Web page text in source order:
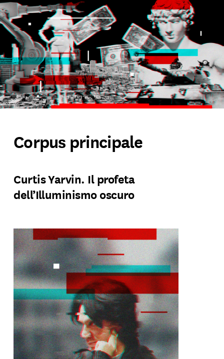
Corpus principale
Curtis Yarvin. Il profeta
dell’Illuminismo oscuro